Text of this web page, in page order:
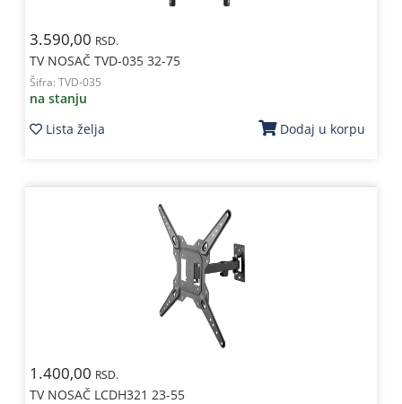
3.590,00 RSD.
TV NOSAČ TVD-035 32-75
Šifra: TVD-035
na stanju
Lista želja
Dodaj u korpu
1.400,00 RSD.
TV NOSAČ LCDH321 23-55